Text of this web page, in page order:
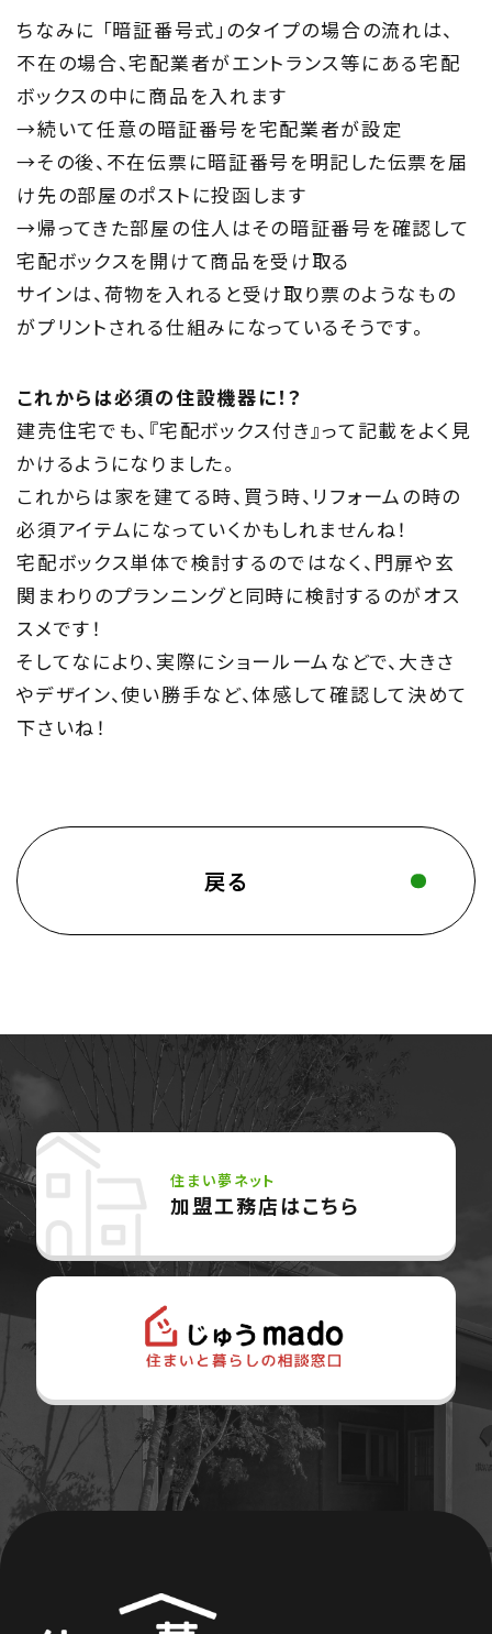
ちなみに 「暗証番号式」のタイプの場合の流れは、
不在の場合、宅配業者がエントランス等にある宅配
ボックスの中に商品を入れます
→続いて任意の暗証番号を宅配業者が設定
→その後、不在伝票に暗証番号を明記した伝票を届
け先の部屋のポストに投函します
→帰ってきた部屋の住人はその暗証番号を確認して
宅配ボックスを開けて商品を受け取る
サインは、荷物を入れると受け取り票のようなもの
がプリントされる仕組みになっているそうです。
これからは必須の住設機器に！？
建売住宅でも、『宅配ボックス付き』って記載をよく見
かけるようになりました。
これからは家を建てる時、買う時、リフォームの時の
必須アイテムになっていくかもしれませんね！
宅配ボックス単体で検討するのではなく、門扉や玄
関まわりのプランニングと同時に検討するのがオス
スメです！
そしてなにより、実際にショールームなどで、大きさ
やデザイン、使い勝手など、体感して確認して決めて
下さいね！
戻る
住まい夢ネット
加盟工務店はこちら